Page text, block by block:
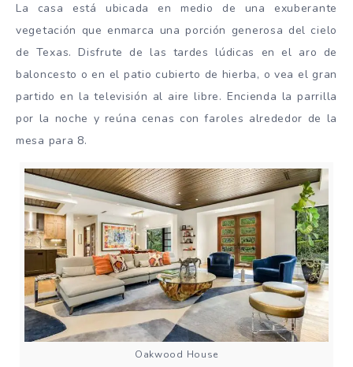
La casa está ubicada en medio de una exuberante
vegetación que enmarca una porción generosa del cielo
de Texas. Disfrute de las tardes lúdicas en el aro de
baloncesto o en el patio cubierto de hierba, o vea el gran
partido en la televisión al aire libre. Encienda la parrilla
por la noche y reúna cenas con faroles alrededor de la
mesa para 8.
Oakwood House